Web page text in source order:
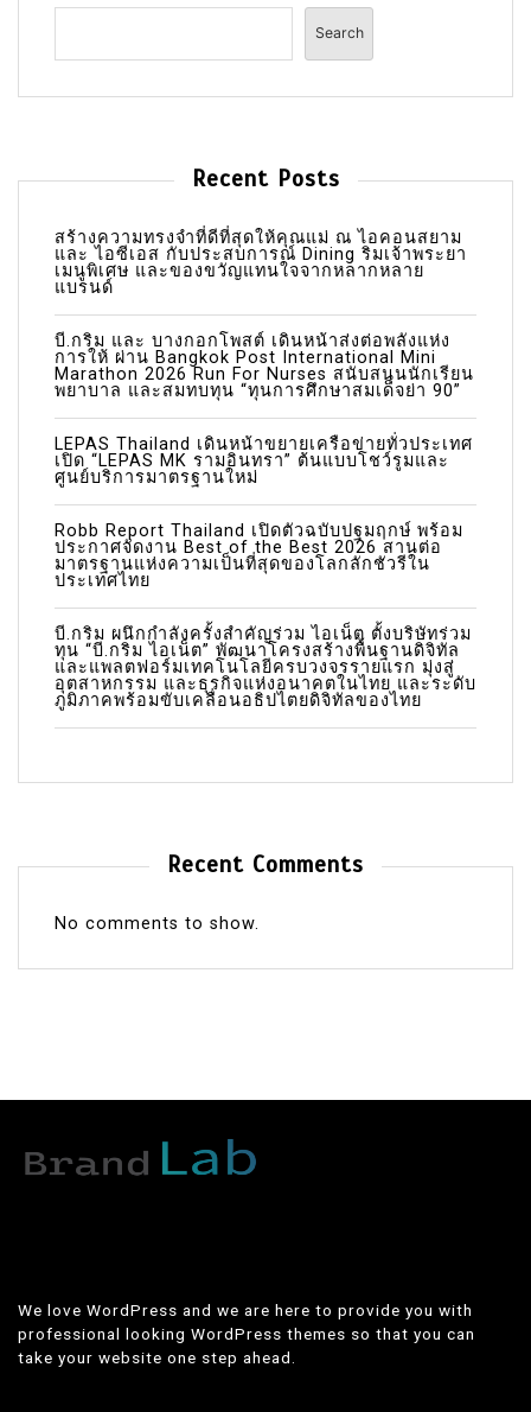
a
Search
Recent Posts
สร้างความทรงจำที่ดีที่สุดให้คุณแม่ ณ ไอคอนสยาม
และ ไอซีเอส กับประสบการณ์ Dining ริมเจ้าพระยา
เมนูพิเศษ และของขวัญแทนใจจากหลากหลาย
แบรนด์
บี.กริม และ บางกอกโพสต์ เดินหน้าส่งต่อพลังแห่ง
การให้ ผ่าน Bangkok Post International Mini
Marathon 2026 Run For Nurses สนับสนุนนักเรียน
พยาบาล และสมทบทุน “ทุนการศึกษาสมเด็จย่า 90”
LEPAS Thailand เดินหน้าขยายเครือข่ายทั่วประเทศ
เปิด “LEPAS MK รามอินทรา” ต้นแบบโชว์รูมและ
ศูนย์บริการมาตรฐานใหม่
Robb Report Thailand เปิดตัวฉบับปฐมฤกษ์ พร้อม
ประกาศจัดงาน Best of the Best 2026 สานต่อ
มาตรฐานแห่งความเป็นที่สุดของโลกลักชัวรีใน
ประเทศไทย
บี.กริม ผนึกกำลังครั้งสำคัญร่วม ไอเน็ต ตั้งบริษัทร่วม
ทุน “บี.กริม ไอเน็ต” พัฒนาโครงสร้างพื้นฐานดิจิทัล
และแพลตฟอร์มเทคโนโลยีครบวงจรรายแรก มุ่งสู่
อุตสาหกรรม และธุรกิจแห่งอนาคตในไทย และระดับ
ภูมิภาคพร้อมขับเคลื่อนอธิปไตยดิจิทัลของไทย
Recent Comments
No comments to show.
We love WordPress and we are here to provide you with
professional looking WordPress themes so that you can
take your website one step ahead.